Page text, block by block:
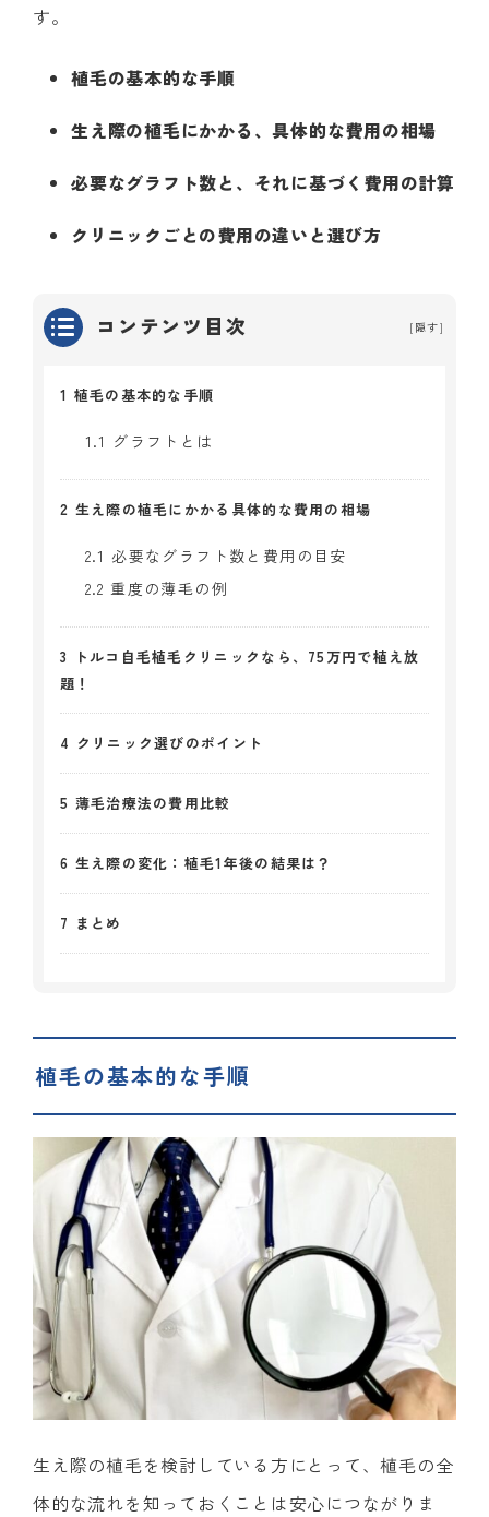
す。
植毛の基本的な手順
生え際の植毛にかかる、具体的な費用の相場
必要なグラフト数と、それに基づく費用の計算
クリニックごとの費用の違いと選び方
コンテンツ目次 [ 隠す]
1 植毛の基本的な手順
1.1 グラフトとは
2 生え際の植毛にかかる具体的な費用の相場
2.1 必要なグラフト数と費用の目安
2.2 重度の薄毛の例
3
トルコ自毛植毛クリニックなら、75万円で植え放
題！
4 クリニック選びのポイント
5 薄毛治療法の費用比較
6 生え際の変化：植毛1年後の結果は？
7 まとめ
植毛の基本的な手順
生え際の植毛を検討している方にとって、植毛の全
体的な流れを知っておくことは安心につながりま